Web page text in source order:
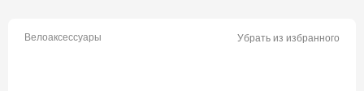
Велоаксессуары Убрать из избранного